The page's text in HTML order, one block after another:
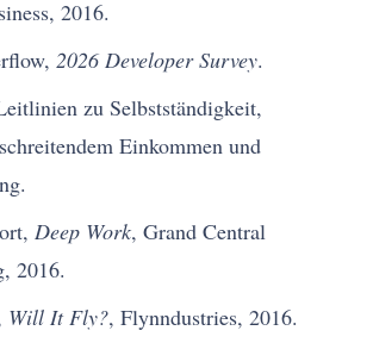
2016.
2026 Developer Survey.
zu Selbstständigkeit,
Einkommen und
Deep Work, Grand Central
2016.
Will It Fly?, Flynndustries, 2016.